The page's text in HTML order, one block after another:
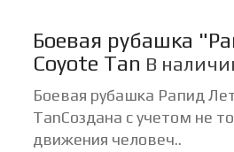
Боевая рубашка
Coyote Tan В
Боевая рубашка Рапид
TanСоздана с учетом не
движения человеч..